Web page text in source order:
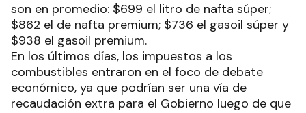
son en promedio: $699 el litro de nafta súper;
$862 el de nafta premium; $736 el gasoil súper y
$938 el gasoil premium.
En los últimos días, los impuestos a los
combustibles entraron en el foco de debate
económico, ya que podrían ser una vía de
recaudación extra para el Gobierno luego de que